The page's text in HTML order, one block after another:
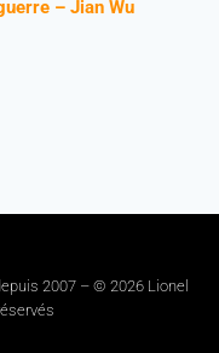
– Jian Wu
2007 – © 2026 Lionel